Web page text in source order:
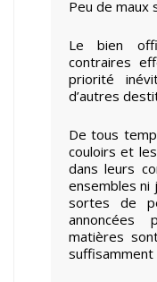
Peu de maux
Le bien
contraires
priorité
d’autres
De tous
couloirs et
dans leurs
ensembles
sortes de
annoncées
matières
suffisamment